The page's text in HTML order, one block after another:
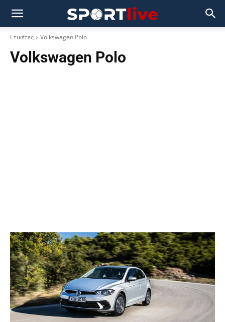
Ετικέτες Volkswagen Polo
Volkswagen Polo